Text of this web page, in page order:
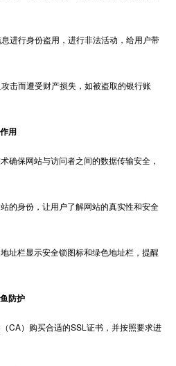
进行身份盗用，进行非法活动，给用户带
击而遭受财产损失，如被盗取的银行账
用
确保网站与访问者之间的数据传输安全，
的身份，让用户了解网站的真实性和安全
址栏显示安全锁图标和绿色地址栏，提醒
防护
CA）购买合适的SSL证书，并按照要求进